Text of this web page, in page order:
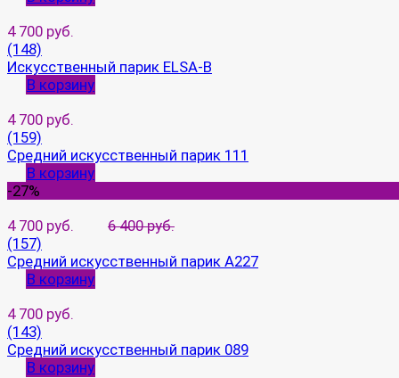
4 700 руб.
(148)
Искусственный парик ELSA-B
В корзину
4 700 руб.
(159)
Средний искусственный парик 111
В корзину
-27%
4 700 руб.
6 400 руб.
(157)
Средний искусственный парик A227
В корзину
4 700 руб.
(143)
Средний искусственный парик 089
В корзину